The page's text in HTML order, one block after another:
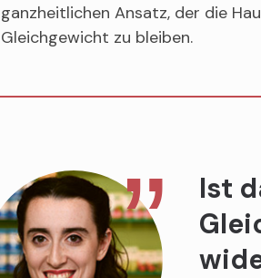
ganzheitlichen Ansatz, der die
Gleichgewicht zu bleiben.
Ist